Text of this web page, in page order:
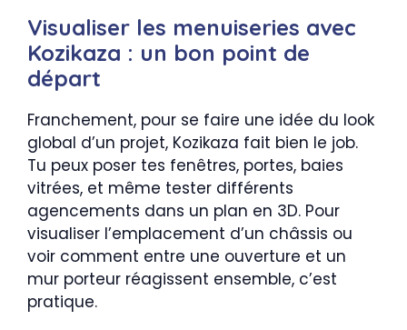
Visualiser les menuiseries avec
Kozikaza : un bon point de
départ
Franchement, pour se faire une idée du look
global d’un projet, Kozikaza fait bien le job.
Tu peux poser tes fenêtres, portes, baies
vitrées, et même tester différents
agencements dans un plan en 3D. Pour
visualiser l’emplacement d’un châssis ou
voir comment entre une ouverture et un
mur porteur réagissent ensemble, c’est
pratique.